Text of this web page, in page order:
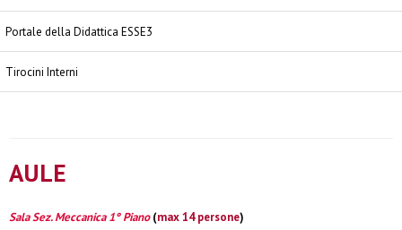
Portale della Didattica ESSE3
Tirocini Interni
AULE
Sala Sez. Meccanica 1° Piano(max 14 persone)